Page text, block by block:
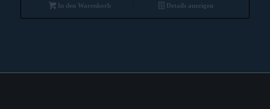
In den Warenkorb Details anzeigen